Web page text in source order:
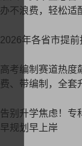
办不浪费，轻松适
2026年各省市提
高考编制赛道热度
费、带编制，全套
告别升学焦虑！专
早规划早上岸